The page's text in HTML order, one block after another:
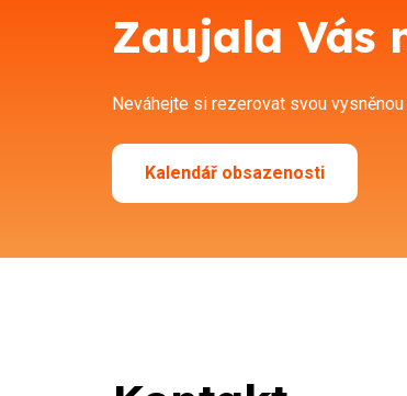
Zaujala Vás
Neváhejte si rezerovat svou
Kalendář obsazenosti